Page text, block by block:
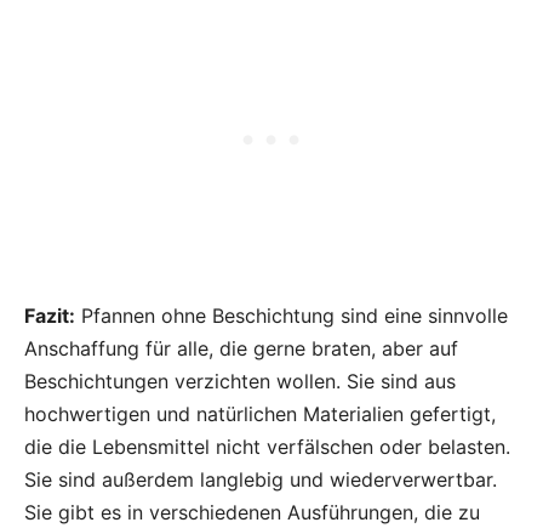
Fazit: Pfannen ohne Beschichtung sind eine sinnvolle
Anschaffung für alle, die gerne braten, aber auf
Beschichtungen verzichten wollen. Sie sind aus
hochwertigen und natürlichen Materialien gefertigt,
die die Lebensmittel nicht verfälschen oder belasten.
Sie sind außerdem langlebig und wiederverwertbar.
Sie gibt es in verschiedenen Ausführungen, die zu